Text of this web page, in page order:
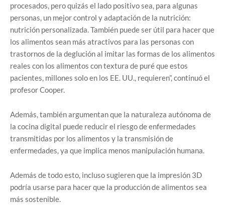
procesados, pero quizás el lado positivo sea, para algunas
personas, un mejor control y adaptación de la nutrición:
nutrición personalizada. También puede ser útil para hacer que
los alimentos sean más atractivos para las personas con
trastornos de la deglución al imitar las formas de los alimentos
reales con los alimentos con textura de puré que estos
pacientes, millones solo en los EE. UU., requieren”, continuó el
profesor Cooper.
Además, también argumentan que la naturaleza autónoma de
la cocina digital puede reducir el riesgo de enfermedades
transmitidas por los alimentos y la transmisión de
enfermedades, ya que implica menos manipulación humana.
Además de todo esto, incluso sugieren que la impresión 3D
podría usarse para hacer que la producción de alimentos sea
más sostenible.